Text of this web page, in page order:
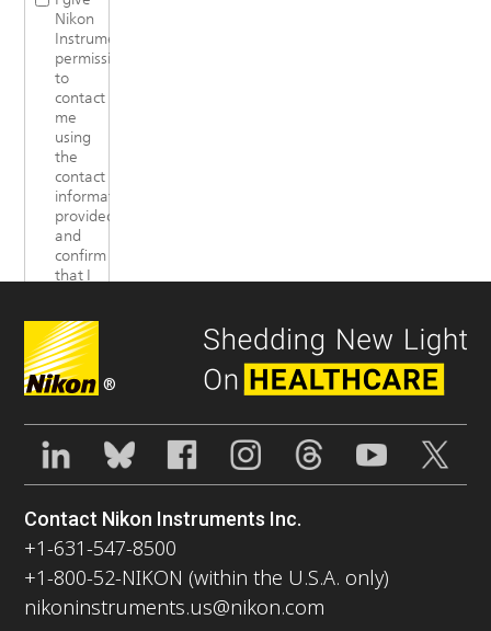
®
Contact Nikon Instruments Inc.
+1-631-547-8500
+1-800-52-NIKON (within the U.S.A. only)
nikoninstruments.us@nikon.com